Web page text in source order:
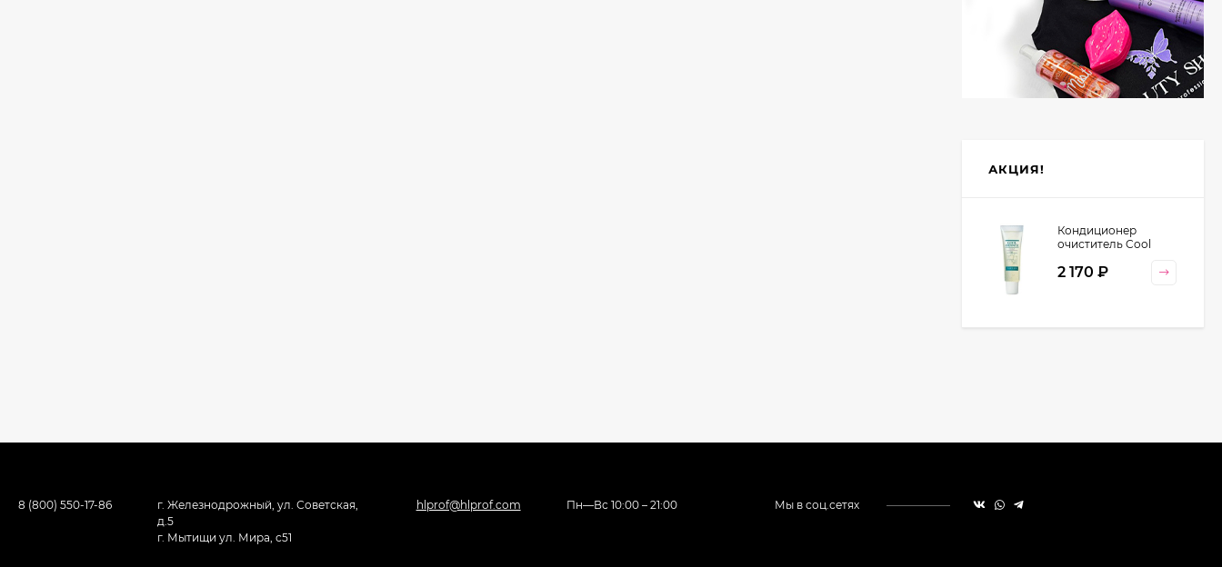
АКЦИЯ!
Кондиционер
очиститель Cool
Cosmetics, 130 гр
2 170 ₽
8 (800) 550-17-86
г. Железнодрожный, ул. Советская,
д.5
г. Мытищи ул. Мира, с51
hlprof@hlprof.com Пн—Вс 10:00 – 21:00 Мы в соц.сетях